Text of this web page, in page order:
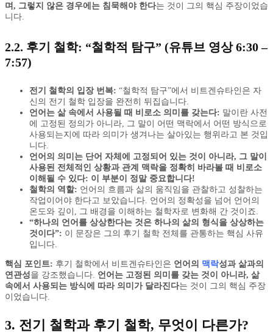
며, 그렇지 않은 경우에는 침묵해야 한다는 것이 그의 핵심 주장이었습
니다.
2.2. 후기 철학: “철학적 탐구” (유튜브 영상 6:30 –
7:57)
전기 철학의 입장 번복: “철학적 탐구”에서 비트겐슈타인은 자
신의 전기 철학 입장을 완전히 뒤집습니다.
언어는 삶 속에서 사용될 때 비로소 의미를 갖는다: 말이란 사전
에 고정된 정의가 아니라, 그 말이 어떤 맥락에서 어떤 방식으로
사용되는지에 따라 의미가 생겨나는 살아있는 행위라고 본 것입
니다.
언어의 의미는 단어 자체에 고정되어 있는 것이 아니라, 그 말이
사용된 전체적인 상황과 관계 맥락을 정확히 바라볼 때 비로소
이해될 수 있다: 이 부분이 정말 중요합니다!
철학의 역할: 언어의 흐름과 삶의 움직임을 관찰하고 성찰하는
작업이어야 한다고 보았습니다. 언어의 정확성을 넘어 언어의
온도와 깊이, 그 배경을 이해하는 철학자로 변화해 간 것이죠.
“하나의 언어를 상상한다는 것은 하나의 삶의 형식을 상상하는
것이다”: 이 문장은 그의 후기 철학 전체를 관통하는 핵심 사유
입니다.
핵심 포인트: 후기 철학에서 비트겐슈타인은 언어의 맥락성과 삶과의
연관성을 강조했습니다. 언어는 고정된 의미를 갖는 것이 아니라, 삶
속에서 사용되는 방식에 따라 의미가 달라진다는 것이 그의 핵심 주장
이었습니다.
3. 전기 철학과 후기 철학, 무엇이 다른가?